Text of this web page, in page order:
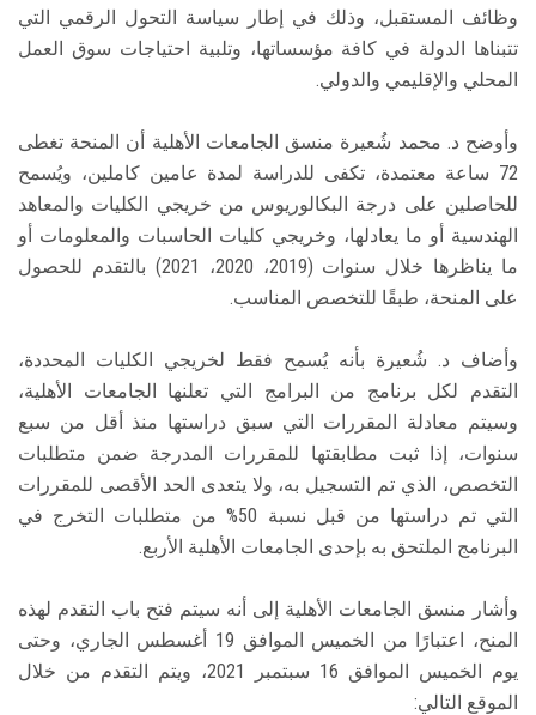
وظائف المستقبل، وذلك في إطار سياسة التحول الرقمي التي
تتبناها الدولة في كافة مؤسساتها، وتلبية احتياجات سوق العمل
المحلي والإقليمي والدولي.
وأوضح د. محمد شُعيرة منسق الجامعات الأهلية أن المنحة تغطى
72 ساعة معتمدة، تكفى للدراسة لمدة عامين كاملين، ويُسمح
للحاصلين على درجة البكالوريوس من خريجي الكليات والمعاهد
الهندسية أو ما يعادلها، وخريجي كليات الحاسبات والمعلومات أو
ما يناظرها خلال سنوات (2019، 2020، 2021) بالتقدم للحصول
على المنحة، طبقًا للتخصص المناسب.
وأضاف د. شُعيرة بأنه يُسمح فقط لخريجي الكليات المحددة،
التقدم لكل برنامج من البرامج التي تعلنها الجامعات الأهلية،
وسيتم معادلة المقررات التي سبق دراستها منذ أقل من سبع
سنوات، إذا ثبت مطابقتها للمقررات المدرجة ضمن متطلبات
التخصص، الذي تم التسجيل به، ولا يتعدى الحد الأقصى للمقررات
التي تم دراستها من قبل نسبة 50% من متطلبات التخرج في
البرنامج الملتحق به بإحدى الجامعات الأهلية الأربع.
وأشار منسق الجامعات الأهلية إلى أنه سيتم فتح باب التقدم لهذه
المنح، اعتبارًا من الخميس الموافق 19 أغسطس الجاري، وحتى
يوم الخميس الموافق 16 سبتمبر 2021، ويتم التقدم من خلال
الموقع التالي: